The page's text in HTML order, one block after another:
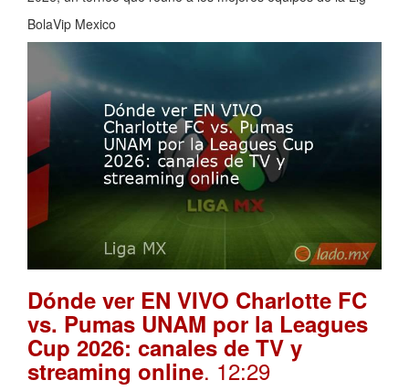
BolaVip Mexico
Dónde ver EN VIVO Charlotte FC
vs. Pumas UNAM por la Leagues
Cup 2026: canales de TV y
streaming online. 12:29